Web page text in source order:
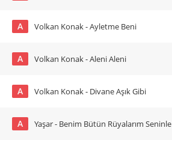
A Volkan Konak - Ayletme Beni
A Volkan Konak - Aleni Aleni
A Volkan Konak - Divane Aşık Gibi
A Yaşar - Benim Bütün Rüyalarım Seninle